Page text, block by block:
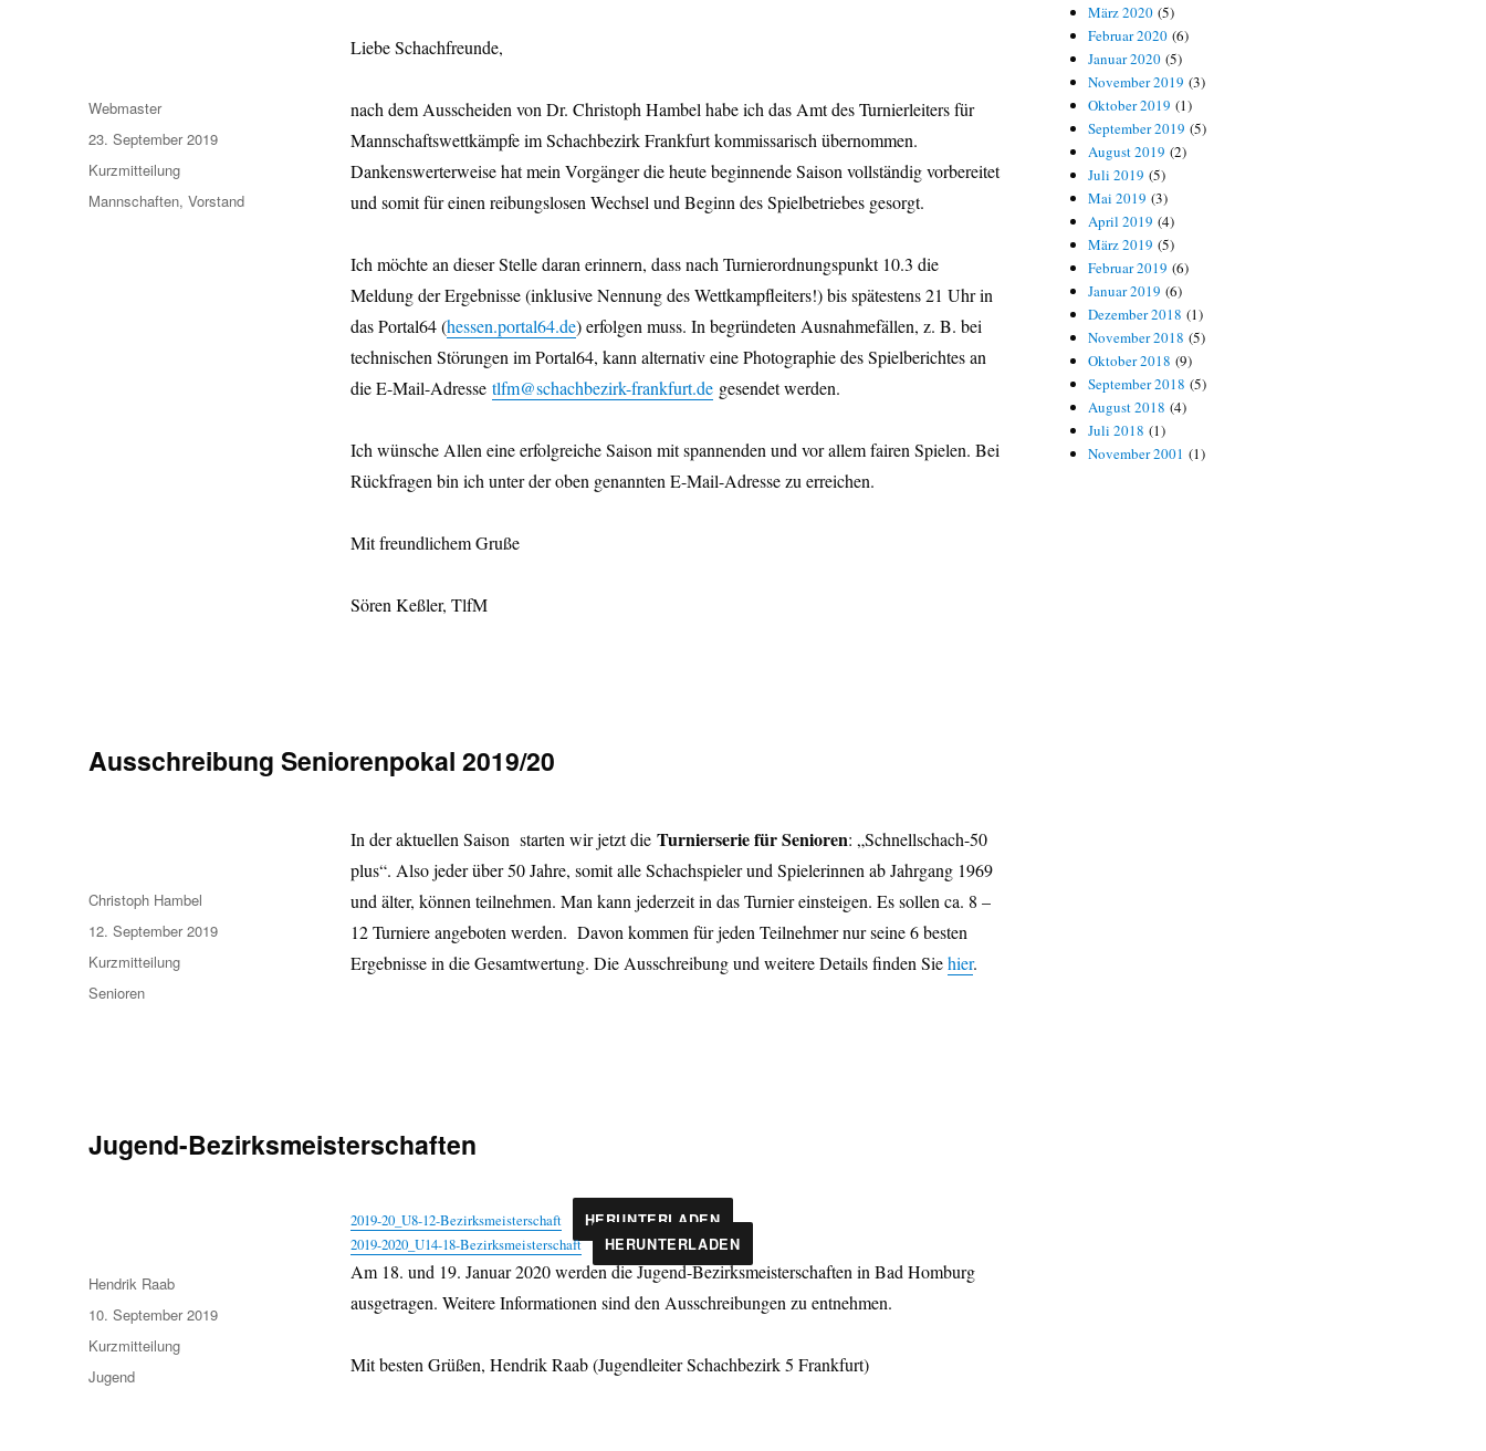
Liebe Schachfreunde,
nach dem Ausscheiden von Dr. Christoph Hambel habe ich das Amt des Turnierleiters für
Mannschaftswettkämpfe im Schachbezirk Frankfurt kommissarisch übernommen.
Dankenswerterweise hat mein Vorgänger die heute beginnende Saison vollständig vorbereitet
und somit für einen reibungslosen Wechsel und Beginn des Spielbetriebes gesorgt.
Ich möchte an dieser Stelle daran erinnern, dass nach Turnierordnungspunkt 10.3 die
Meldung der Ergebnisse (inklusive Nennung des Wettkampfleiters!) bis spätestens 21 Uhr in
das Portal64 (hessen.portal64.de) erfolgen muss. In begründeten Ausnahmefällen, z. B. bei
technischen Störungen im Portal64, kann alternativ eine Photographie des Spielberichtes an
die E-Mail-Adresse tlfm@schachbezirk-frankfurt.degesendet werden.
Ich wünsche Allen eine erfolgreiche Saison mit spannenden und vor allem fairen Spielen. Bei
Rückfragen bin ich unter der oben genannten E-Mail-Adresse zu erreichen.
Mit freundlichem Gruße
Sören Keßler, TlfM
Autor
Webmaster
Veröffentlicht
am
23. September 2019
Format
Kurzmitteilung
Kategorien
Mannschaften,Vorstand
Ausschreibung Seniorenpokal 2019/20
In der aktuellen Saison starten wir jetzt die Turnierserie für Senioren: „Schnellschach-50
plus“. Also jeder über 50 Jahre, somit alle Schachspieler und Spielerinnen ab Jahrgang 1969
und älter, können teilnehmen. Man kann jederzeit in das Turnier einsteigen. Es sollen ca. 8 –
12 Turniere angeboten werden. Davon kommen für jeden Teilnehmer nur seine 6 besten
Ergebnisse in die Gesamtwertung. Die Ausschreibung und weitere Details finden Siehier.
Autor
Christoph Hambel
Veröffentlicht
am
12. September 2019
Format
Kurzmitteilung
Kategorien
Senioren
Jugend-Bezirksmeisterschaften
2019-20_U8-12-Bezirksmeisterschaft
HERUNTERLADEN
2019-2020_U14-18-Bezirksmeisterschaft
HERUNTERLADEN
Am 18. und 19. Januar 2020 werden die Jugend-Bezirksmeisterschaften in Bad Homburg
ausgetragen. Weitere Informationen sind den Ausschreibungen zu entnehmen.
Mit besten Grüßen, Hendrik Raab (Jugendleiter Schachbezirk 5 Frankfurt)
Autor
Hendrik Raab
Veröffentlicht
am
10. September 2019
Format
Kurzmitteilung
Kategorien
Jugend
März 2020 (5)
Februar 2020 (6)
Januar 2020 (5)
November 2019 (3)
Oktober 2019 (1)
September 2019 (5)
August 2019 (2)
Juli 2019 (5)
Mai 2019 (3)
April 2019 (4)
März 2019 (5)
Februar 2019 (6)
Januar 2019 (6)
Dezember 2018 (1)
November 2018 (5)
Oktober 2018 (9)
September 2018 (5)
August 2018 (4)
Juli 2018 (1)
November 2001 (1)